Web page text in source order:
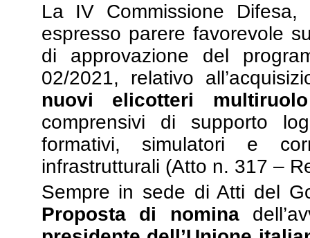
La IV Commissione
espresso parere favorevole
di approvazione del
02/2021, relativo
nuovi elicotteri multiruolo
comprensivi di supporto
formativi, simulatori e
infrastrutturali (Atto n. 317 –
Sempre in sede di Atti del
Proposta di nomina